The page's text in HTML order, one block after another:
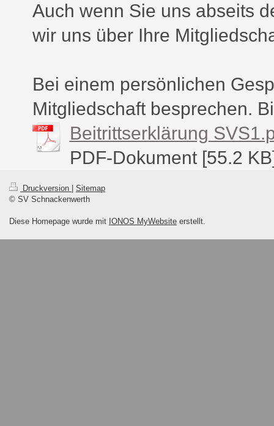
Auch wenn Sie uns abseits
wir uns über Ihre
Bei einem persönlichen
Mitgliedschaft besprechen.
Beitrittserklärung
PDF-Dokument [55.2
Druckversion
Sitemap
© SV Schnackenwerth
Diese Homepage wurde mit IONOS MyWebsite erstellt.